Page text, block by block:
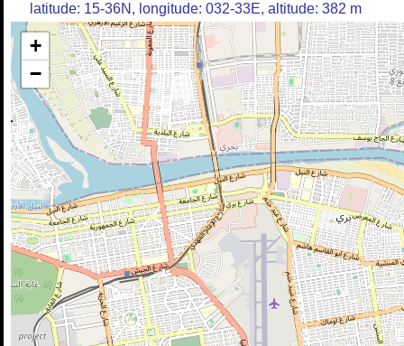
latitude: 15-36N, longitude: 032-33E, altitude: 382 m
+
−